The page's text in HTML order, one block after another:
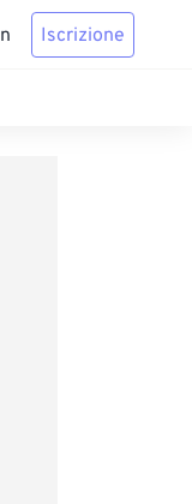
Iscrizione